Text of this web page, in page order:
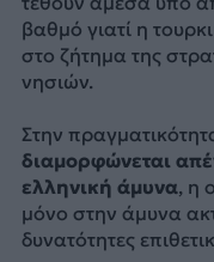
βαθμό γιατί η
στο ζήτημα της
νησιών.
Στην
διαμορφώνεται
ελληνική άμυνα, η
μόνο στην άμυνα
δυνατότητες